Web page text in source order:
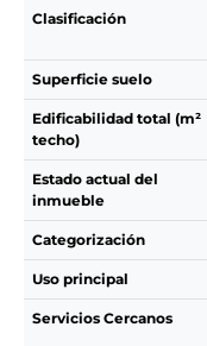
Clasificación
Superficie suelo
Edificabilidad total (m²
techo)
Estado actual del
inmueble
Categorización
Uso principal
Servicios Cercanos